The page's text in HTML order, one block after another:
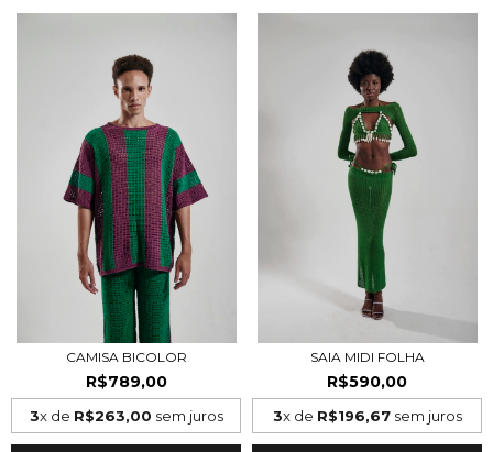
CAMISA BICOLOR
R$789,00
3x de R$263,00 sem juros
SAIA MIDI FOLHA
R$590,00
3x de R$196,67sem juros